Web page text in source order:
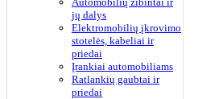
jų dalys
Elektromobilių įkrovimo
stotelės, kabeliai ir
priedai
Įrankiai automobiliams
Ratlankių gaubtai ir
priedai